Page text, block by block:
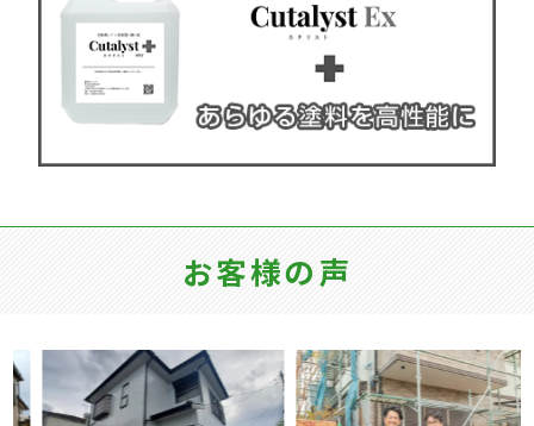
お客様の声